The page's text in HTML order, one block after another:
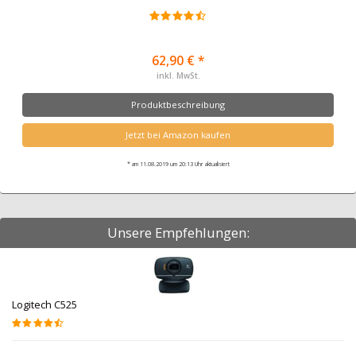
62,90 € *
inkl. MwSt.
Produktbeschreibung
Jetzt bei Amazon kaufen
* am 11.08.2019 um 20:13 Uhr aktualisiert
Unsere Empfehlungen:
Logitech C525